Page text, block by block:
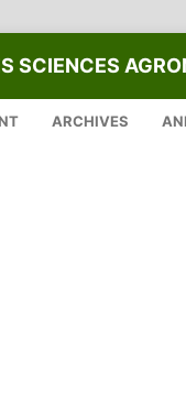
SCIENCES
ARCHIVES